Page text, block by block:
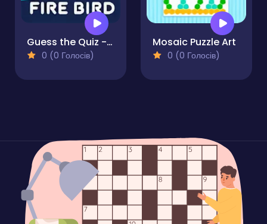
Guess the Quiz - Emoji IQ Games
0 (0 Голосів)
Mosaic Puzzle Art
0 (0 Голосів)